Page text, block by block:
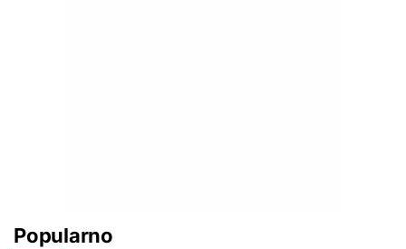
Popularno